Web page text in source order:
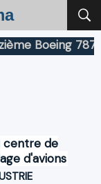
Boeing 787
centre de
d'avions